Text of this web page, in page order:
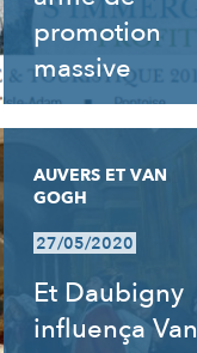
promotion
massive
AUVERS ET VAN
GOGH
27/05/2020
Et Daubigny
influença Van